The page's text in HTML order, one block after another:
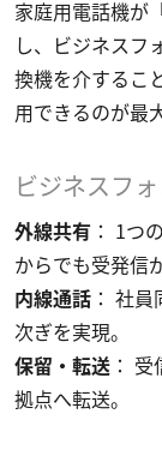
家庭用電話機が
し、ビジネスフ
換機を介するこ
用できるのが最
ビジネスフ
外線共有： 1つ
からでも受発信
内線通話： 社員
次ぎを実現。
保留・転送： 受
拠点へ転送。